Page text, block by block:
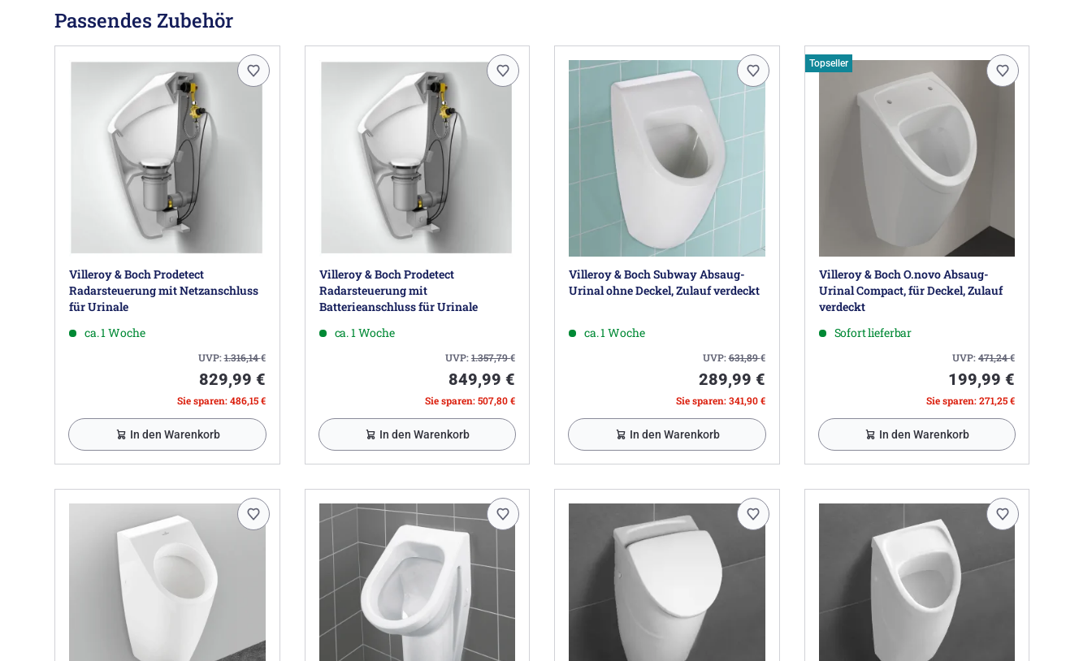
Passendes Zubehör
Villeroy & Boch Prodetect
Radarsteuerung mit Netzanschluss
für Urinale
ca. 1 Woche
UVP:1.316,14€
829,99 €
Sie sparen: 486,15 €
In den Warenkorb
Villeroy & Boch Prodetect
Radarsteuerung mit
Batterieanschluss für Urinale
ca. 1 Woche
UVP:1.357,79€
849,99 €
Sie sparen: 507,80 €
In den Warenkorb
Villeroy & Boch Subway Absaug-
Urinal ohne Deckel, Zulauf verdeckt
ca. 1 Woche
UVP:631,89€
289,99 €
Sie sparen: 341,90 €
In den Warenkorb
Topseller
Villeroy & Boch O.novo Absaug-
Urinal Compact, für Deckel, Zulauf
verdeckt
Sofort lieferbar
UVP:471,24€
199,99 €
Sie sparen: 271,25 €
In den Warenkorb